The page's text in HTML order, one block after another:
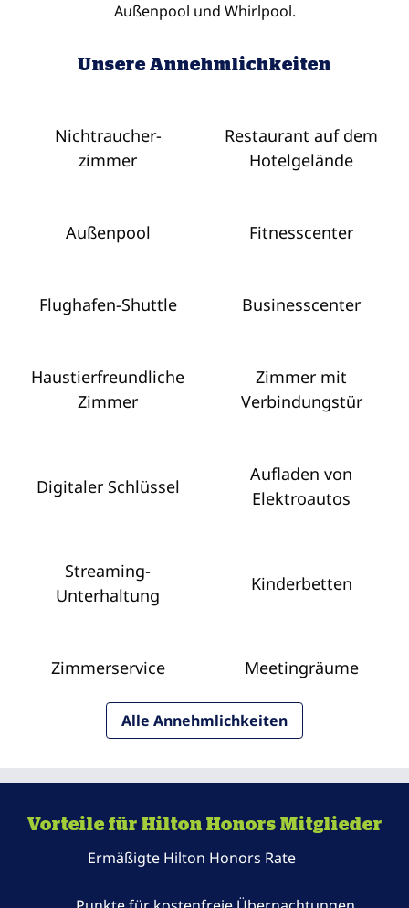
Außenpool und Whirlpool.
Unsere Annehmlichkeiten
Nichtraucher­
zimmer
Restaurant auf dem
Hotelgelände
Außenpool Fitnesscenter
Flughafen-Shuttle Business­center
Haustier­freundliche
Zimmer
Zimmer mit
Verbindungstür
Digitaler Schlüssel
Aufladen von
Elektroautos
Streaming-
Unterhaltung
Kinderbetten
Zimmer­service Meeting­räume
Alle Annehmlichkeiten
Vorteile für Hilton Honors Mitglieder
Ermäßigte Hilton Honors Rate